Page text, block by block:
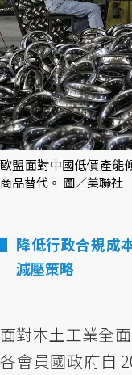
歐盟面對中國低價產能
商品替代。 圖／美聯社
降低行政合規成
減壓策略
面對本土工業全
各會員國政府自